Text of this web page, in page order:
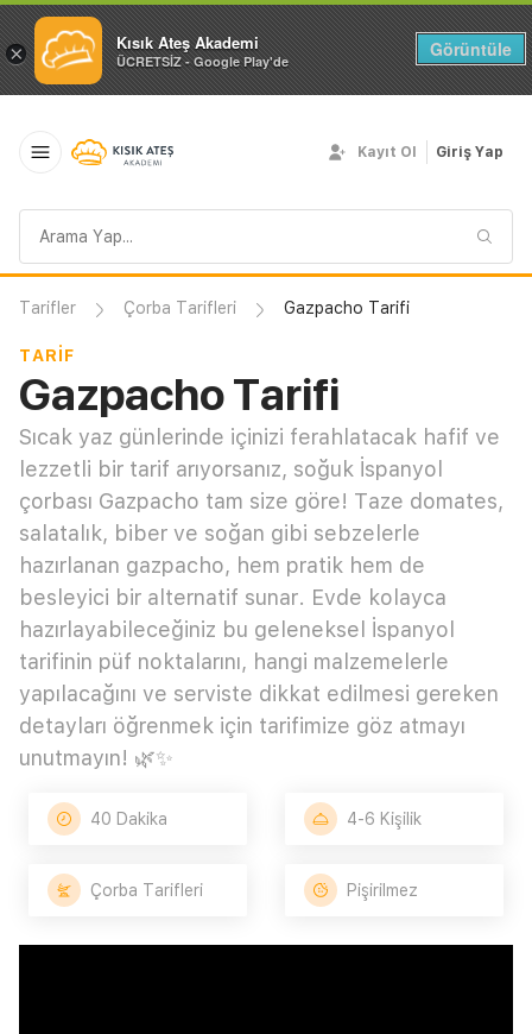
× Kısık Ateş Akademi
ÜCRETSİZ - Google Play'de
Görüntüle
sorgusu
Kayıt Ol Giriş Yap
Tarifler Çorba Tarifleri Gazpacho Tarifi
TARIF
Gazpacho Tarifi
Sıcak yaz günlerinde içinizi ferahlatacak hafif ve
lezzetli bir tarif arıyorsanız, soğuk İspanyol
çorbası Gazpacho tam size göre! Taze domates,
salatalık, biber ve soğan gibi sebzelerle
hazırlanan gazpacho, hem pratik hem de
besleyici bir alternatif sunar. Evde kolayca
hazırlayabileceğiniz bu geleneksel İspanyol
tarifinin püf noktalarını, hangi malzemelerle
yapılacağını ve serviste dikkat edilmesi gereken
detayları öğrenmek için tarifimize göz atmayı
unutmayın! 🌿✨
40 Dakika 4-6 Kişilik
Çorba Tarifleri Pişirilmez